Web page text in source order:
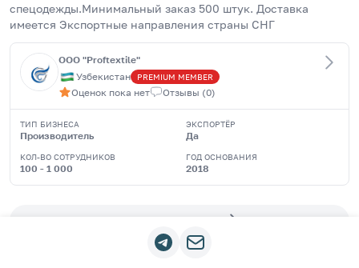
спецодежды.Минимальный заказ 500 штук. Доставка
имеется Экспортные направления страны СНГ
OOO "Proftextile"
Узбекистан
PREMIUM MEMBER
Оценок пока нет Отзывы (0)
ТИП БИЗНЕСА
Производитель
ЭКСПОРТЁР
Да
КОЛ-ВО СОТРУДНИКОВ
100 - 1 000
ГОД ОСНОВАНИЯ
2018